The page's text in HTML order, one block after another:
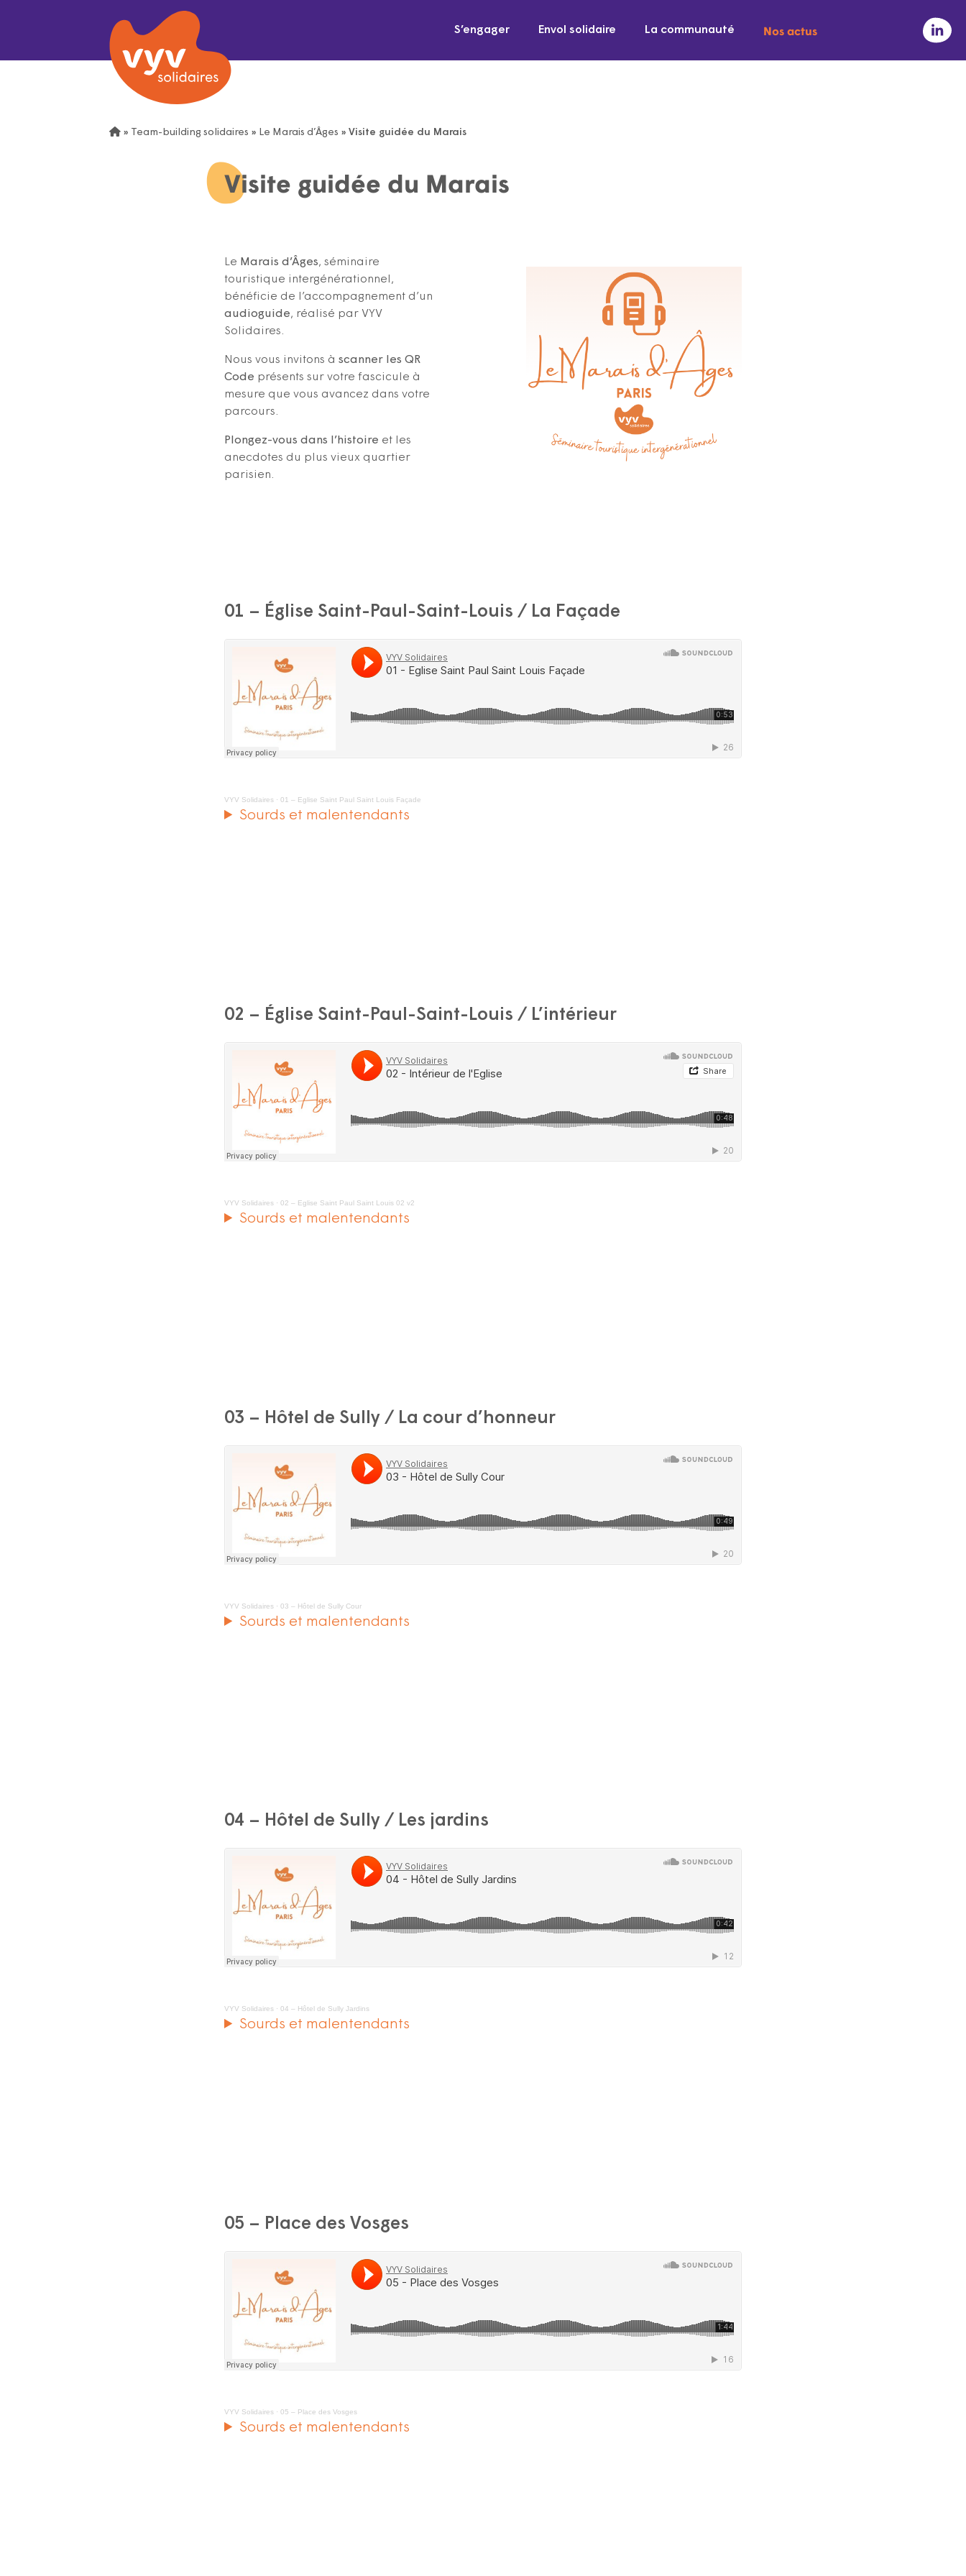
S’engager Envol solidaire La communauté Nos actus
» Team-building solidaires » Le Marais d’Âges » Visite guidée du Marais
Visite guidée du Marais
Le Marais d’Âges, séminaire
touristique intergénérationnel,
bénéficie de l’accompagnement d’un
audioguide, réalisé par VYV
Solidaires.
Nous vous invitons à scanner les QR
Code présents sur votre fascicule à
mesure que vous avancez dans votre
parcours.
Plongez-vous dans l’histoire et les
anecdotes du plus vieux quartier
parisien.
01 – Église Saint-Paul-Saint-Louis / La Façade
VYV Solidaires · 01 – Eglise Saint Paul Saint Louis Façade
Sourds et malentendants
02 – Église Saint-Paul-Saint-Louis / L’intérieur
VYV Solidaires · 02 – Eglise Saint Paul Saint Louis 02 v2
Sourds et malentendants
03 – Hôtel de Sully / La cour d’honneur
VYV Solidaires · 03 – Hôtel de Sully Cour
Sourds et malentendants
04 – Hôtel de Sully / Les jardins
VYV Solidaires · 04 – Hôtel de Sully Jardins
Sourds et malentendants
05 – Place des Vosges
VYV Solidaires · 05 – Place des Vosges
Sourds et malentendants